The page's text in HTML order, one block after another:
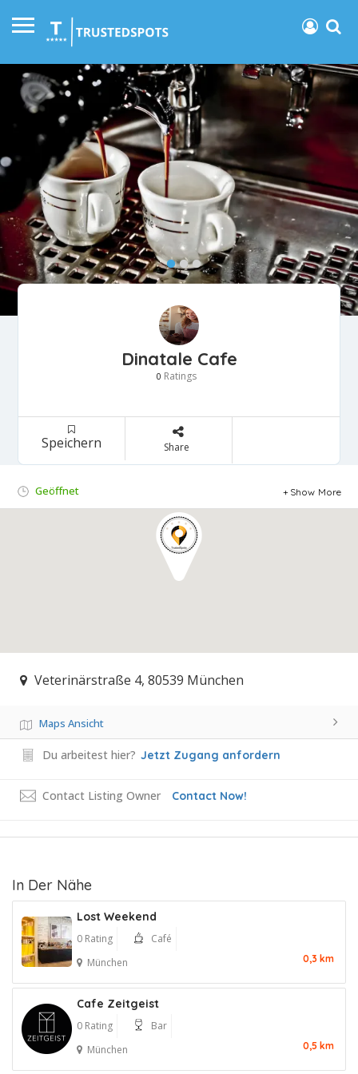
Dinatale Cafe
0 Ratings
Speichern Share
Geöffnet Show More
Veterinärstraße 4, 80539 München
Maps Ansicht
Du arbeitest hier? Jetzt Zugang anfordern
Contact Listing Owner Contact Now!
In Der Nähe
Lost Weekend
0 Rating
Café
München
0,3 km
Cafe Zeitgeist
0 Rating
Bar
München
0,5 km